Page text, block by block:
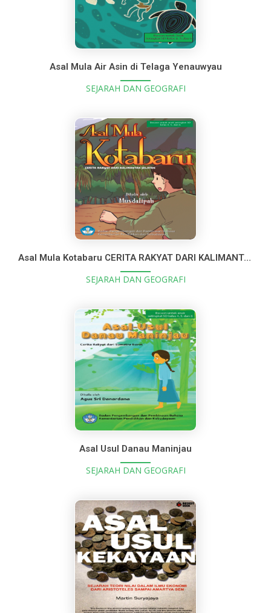
Asal Mula Air Asin di Telaga Yenauwyau
SEJARAH DAN GEOGRAFI
Asal Mula Kotabaru CERITA RAKYAT DARI KALIMANTAN SELATAN
SEJARAH DAN GEOGRAFI
Asal Usul Danau Maninjau
SEJARAH DAN GEOGRAFI